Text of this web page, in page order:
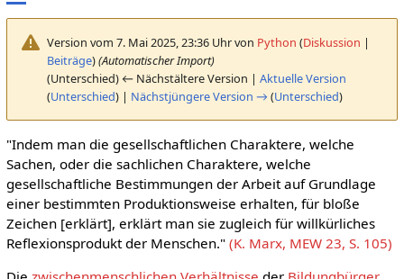
Version vom 7. Mai 2025, 23:36 Uhr von Python (Diskussion |
Beiträge)(Automatischer Import)
(Unterschied) ← Nächstältere Version | Aktuelle Version
(Unterschied) | Nächstjüngere Version → (Unterschied)
"Indem man die gesellschaftlichen Charaktere, welche
Sachen, oder die sachlichen Charaktere, welche
gesellschaftliche Bestimmungen der Arbeit auf Grundlage
einer bestimmten Produktionsweise erhalten, für bloße
Zeichen [erklärt], erklärt man sie zugleich für willkürliches
Reflexionsprodukt der Menschen." (K. Marx, MEW 23, S. 105)